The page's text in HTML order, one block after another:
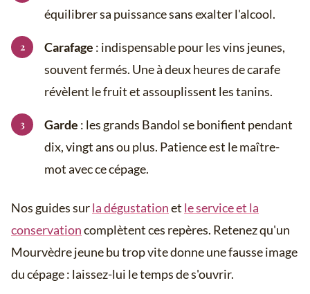
équilibrer sa puissance sans exalter l'alcool.
Carafage : indispensable pour les vins jeunes,
souvent fermés. Une à deux heures de carafe
révèlent le fruit et assouplissent les tanins.
Garde : les grands Bandol se bonifient pendant
dix, vingt ans ou plus. Patience est le maître-
mot avec ce cépage.
Nos guides surla dégustationet le service et la
conservationcomplètent ces repères. Retenez qu'un
Mourvèdre jeune bu trop vite donne une fausse image
du cépage : laissez-lui le temps de s'ouvrir.